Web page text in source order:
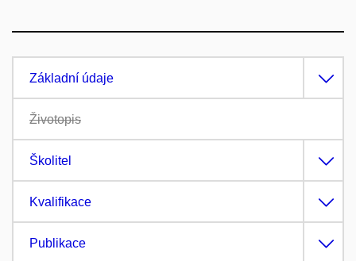
Základní údaje
Životopis
Školitel
Kvalifikace
Publikace